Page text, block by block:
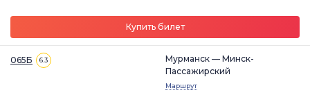
Купить билет
065Б 6.3
Мурманск — Минск-
Пассажирский
Маршрут